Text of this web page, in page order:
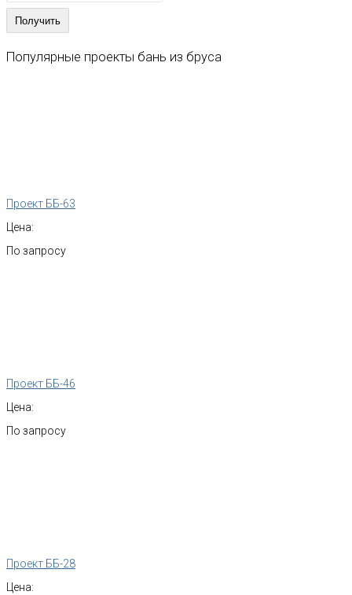
Популярные проекты бань из бруса
Проект ББ-63
Цена:
По запросу
Проект ББ-46
Цена:
По запросу
Проект ББ-28
Цена: